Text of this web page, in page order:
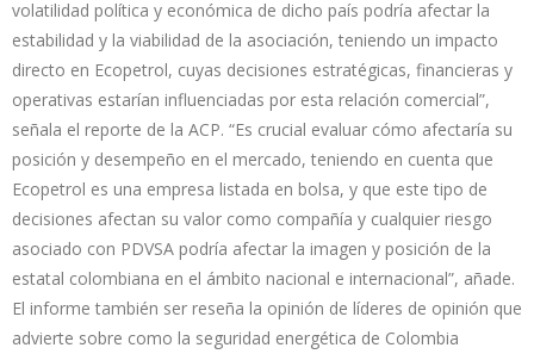
volatilidad política y económica de dicho país podría afectar la
estabilidad y la viabilidad de la asociación, teniendo un impacto
directo en Ecopetrol, cuyas decisiones estratégicas, financieras y
operativas estarían influenciadas por esta relación comercial”,
señala el reporte de la ACP. “Es crucial evaluar cómo afectaría su
posición y desempeño en el mercado, teniendo en cuenta que
Ecopetrol es una empresa listada en bolsa, y que este tipo de
decisiones afectan su valor como compañía y cualquier riesgo
asociado con PDVSA podría afectar la imagen y posición de la
estatal colombiana en el ámbito nacional e internacional”, añade.
El informe también ser reseña la opinión de líderes de opinión que
advierte sobre como la seguridad energética de Colombia